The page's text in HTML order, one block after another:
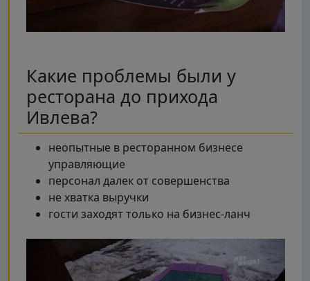
Какие проблемы были у
ресторана до прихода
Ивлева?
неопытные в ресторанном бизнесе
управляющие
персонал далек от совершенства
не хватка выручки
гости заходят только на бизнес-ланч